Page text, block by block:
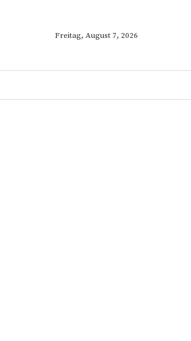
Freitag, August 7, 2026